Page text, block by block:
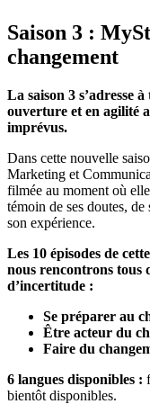
Saison 3 :
changement
La saison 3 s’adresse
ouverture et en agilité
imprévus.
Dans cette nouvelle
Marketing et
filmée au moment où
témoin de ses doutes,
son expérience.
Les 10 épisodes de
nous rencontrons tous
d’incertitude :
Se préparer au
Être acteur du
Faire du
6 langues disponibles :
bientôt disponibles.